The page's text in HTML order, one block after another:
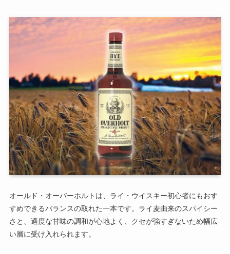
オールド・オーバーホルトは、ライ・ウイスキー初心者にもおす
すめできるバランスの取れた一本です。ライ麦由来のスパイシー
さと、適度な甘味の調和が心地よく、クセが強すぎないため幅広
い層に受け入れられます。